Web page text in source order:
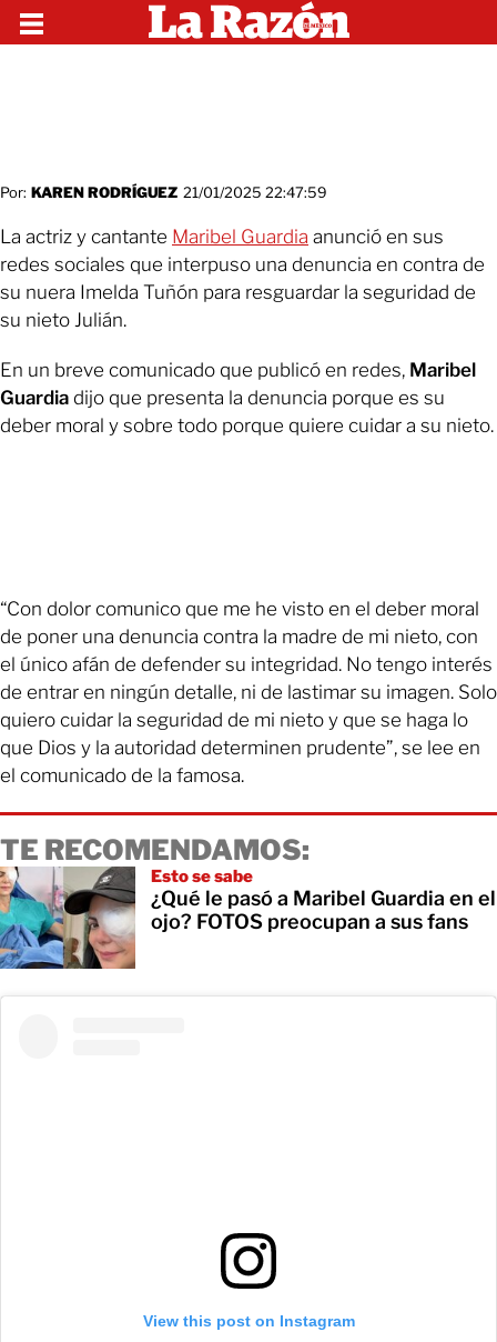
Por: KAREN RODRÍGUEZ 21/01/2025 22:47:59
La actriz y cantante Maribel Guardia anunció en sus
redes sociales que interpuso una denuncia en contra de
su nuera Imelda Tuñón para resguardar la seguridad de
su nieto Julián.
En un breve comunicado que publicó en redes, Maribel
Guardia dijo que presenta la denuncia porque es su
deber moral y sobre todo porque quiere cuidar a su nieto.
“Con dolor comunico que me he visto en el deber moral
de poner una denuncia contra la madre de mi nieto, con
el único afán de defender su integridad. No tengo interés
de entrar en ningún detalle, ni de lastimar su imagen. Solo
quiero cuidar la seguridad de mi nieto y que se haga lo
que Dios y la autoridad determinen prudente”, se lee en
el comunicado de la famosa.
TE RECOMENDAMOS:
Esto se sabe
¿Qué le pasó a Maribel Guardia en el
ojo? FOTOS preocupan a sus fans
View this post on Instagram